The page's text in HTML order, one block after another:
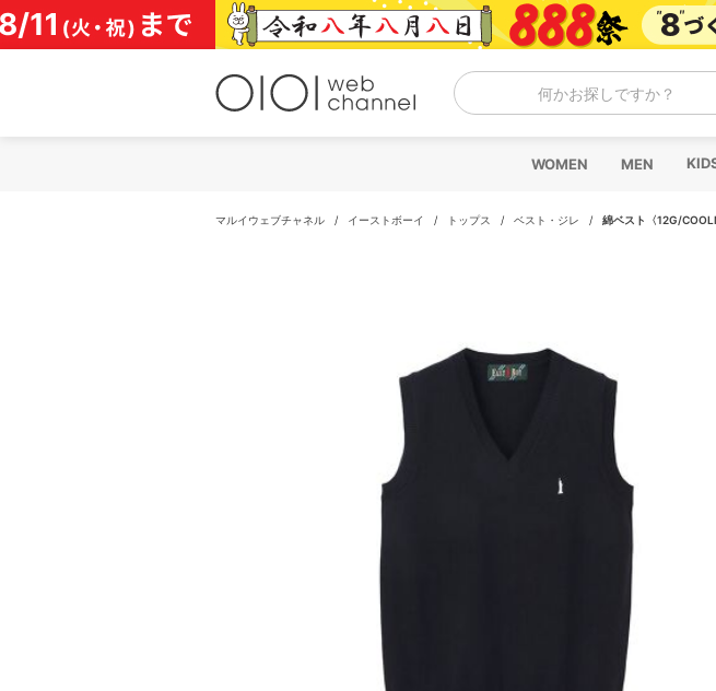
コ
ン
テ
何かお探しですか？
WOMEN MEN
マルイウェブチャネル / イーストボーイ / トップス / ベスト・ジレ / 綿ベスト〈12G/